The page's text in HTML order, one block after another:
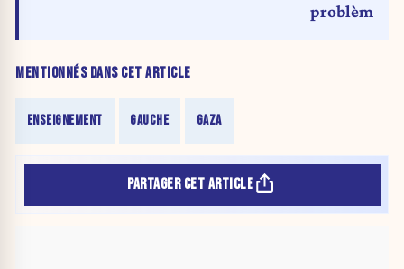
MENTIONNÉS DANS CET ARTICLE
ENSEIGNEMENT GAUCHE GAZA
problème
PARTAGER CET ARTICLE